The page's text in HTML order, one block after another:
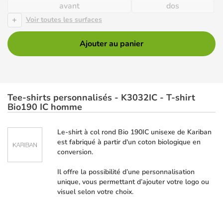
avant
dos
+
Voir toutes les surfaces
Ajouter au panier
Tee-shirts personnalisés - K3032IC - T-shirt
Bio190 IC homme
Le-shirt à col rond Bio 190IC unisexe de Kariban
est fabriqué à partir d'un coton biologique en
conversion.
Il offre la possibilité d’une personnalisation
unique, vous permettant d’ajouter votre logo ou
visuel selon votre choix.